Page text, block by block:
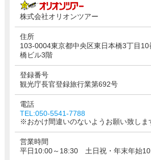
株式会社オリオンツアー
住所
103-0004東京都中央区東日本橋3丁目
橋ビル3階
登録番号
観光庁長官登録旅行業第692号
電話
TEL:050-5541-7788
※おかけ間違いのないようお願い致しま
営業時間
平日10:00～18:30 土日祝・年末年始